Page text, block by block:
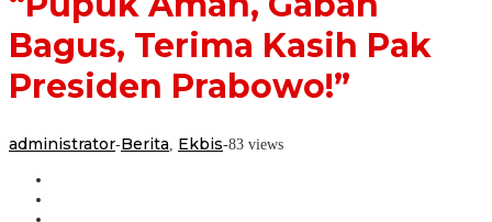
Bagus, Terima Kasih Pak
Presiden Prabowo!”
administrator-Berita Ekbis-83 views